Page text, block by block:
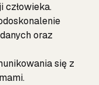
człowieka.
oraz
się z